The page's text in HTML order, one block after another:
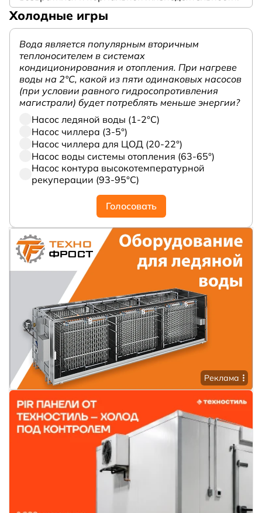
Холодные игры
Вода является популярным вторичным
теплоносителем в системах
кондиционирования и отопления. При нагреве
воды на 2°С, какой из пяти одинаковых насосов
(при условии равного гидросопротивления
магистрали) будет потреблять меньше энергии?
Насос ледяной воды (1-2°С)
Насос чиллера (3-5°)
Насос чиллера для ЦОД (20-22°)
Насос воды системы отопления (63-65°)
Насос контура высокотемпературной
рекуперации (93-95°С)
Голосовать
Реклама